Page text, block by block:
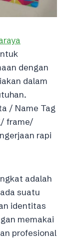
dengan
dalam
/ Name Tag
frame/
rapi
adalah
suatu
identitas
memakai
profesional